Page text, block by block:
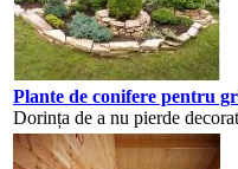
Plante de conifere pentru
Dorința de a nu pierde